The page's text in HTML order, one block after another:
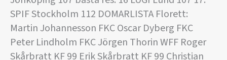
SPIF Stockholm 112 DOMARLISTA Florett:
Martin Johannesson FKC Oscar Dyberg FKC
Peter Lindholm FKC Jörgen Thorin WFF Roger
Skårbratt KF 99 Erik Skårbratt KF 99 Christian